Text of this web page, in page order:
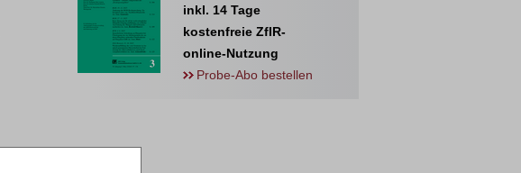
inkl. 14 Tage
kostenfreie ZfIR-
online-Nutzung
Probe-Abo bestellen